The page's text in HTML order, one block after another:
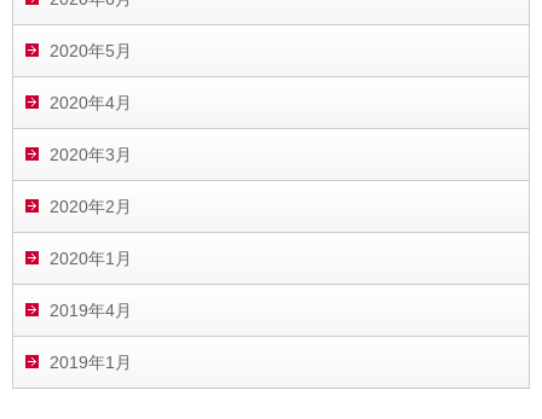
2020年5月
2020年4月
2020年3月
2020年2月
2020年1月
2019年4月
2019年1月